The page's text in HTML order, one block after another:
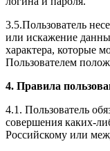
3.5.Пользователь
или искажение
характера, которые
Пользователем
4. Правила
4.1. Пользователь
совершения каких-
Российскому или